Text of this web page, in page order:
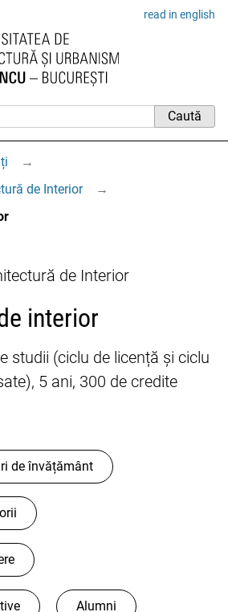
read in english
→
de Interior
→
de Interior
interior
studii (ciclu de licență și ciclu
5 ani, 300 de credite
de învățământ
Alumni